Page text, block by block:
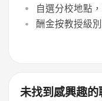
自選分校地點
酬金按教授級
未找到感興趣的